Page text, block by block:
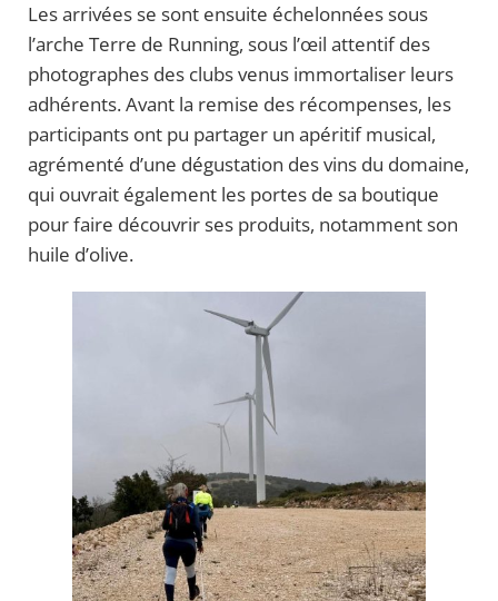
Les arrivées se sont ensuite échelonnées sous
l’arche Terre de Running, sous l’œil attentif des
photographes des clubs venus immortaliser leurs
adhérents. Avant la remise des récompenses, les
participants ont pu partager un apéritif musical,
agrémenté d’une dégustation des vins du domaine,
qui ouvrait également les portes de sa boutique
pour faire découvrir ses produits, notamment son
huile d’olive.